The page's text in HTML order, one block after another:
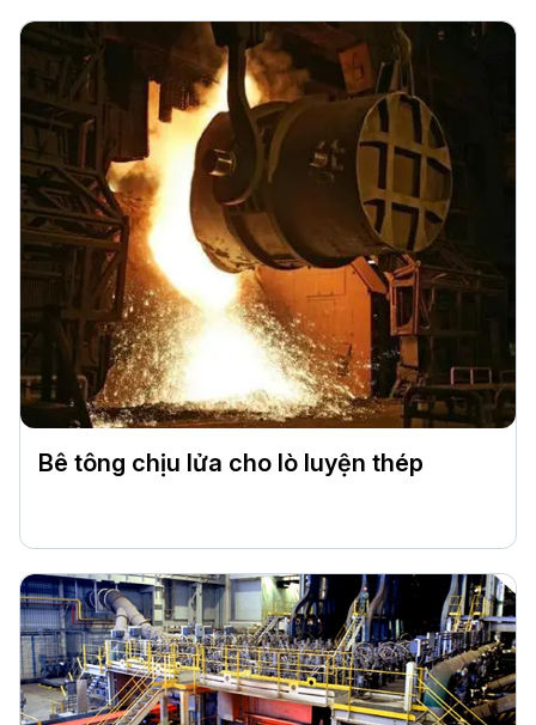
Bê tông chịu lửa cho lò luyện thép